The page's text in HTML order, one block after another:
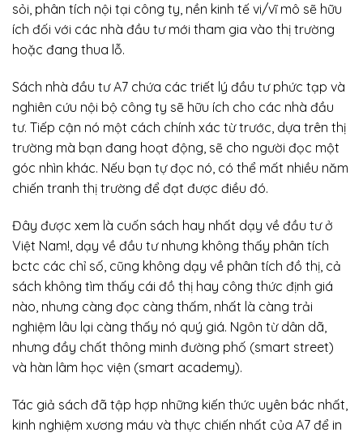
sỏi, phân tích nội tại công ty, nền kinh tế vi/vĩ mô sẽ hữu
ích đối với các nhà đầu tư mới tham gia vào thị trường
hoặc đang thua lỗ.
Sách nhà đầu tư A7 chứa các triết lý đầu tư phức tạp và
nghiên cứu nội bộ công ty sẽ hữu ích cho các nhà đầu
tư. Tiếp cận nó một cách chính xác từ trước, dựa trên thị
trường mà bạn đang hoạt động, sẽ cho người đọc một
góc nhìn khác. Nếu bạn tự đọc nó, có thể mất nhiều năm
chiến tranh thị trường để đạt được điều đó.
Đây được xem là cuốn sách hay nhất dạy về đầu tư ở
Việt Nam!, dạy về đầu tư nhưng không thấy phân tích
bctc các chỉ số, cũng không dạy về phân tích đồ thị, cả
sách không tìm thấy cái đồ thị hay công thức định giá
nào, nhưng càng đọc càng thấm, nhất là càng trải
nghiệm lâu lại càng thấy nó quý giá. Ngôn từ dân dã,
nhưng đầy chất thông minh đường phố (smart street)
và hàn lâm học viện (smart academy).
Tác giả sách đã tập hợp những kiến thức uyên bác nhất,
kinh nghiệm xương máu và thực chiến nhất của A7 để in